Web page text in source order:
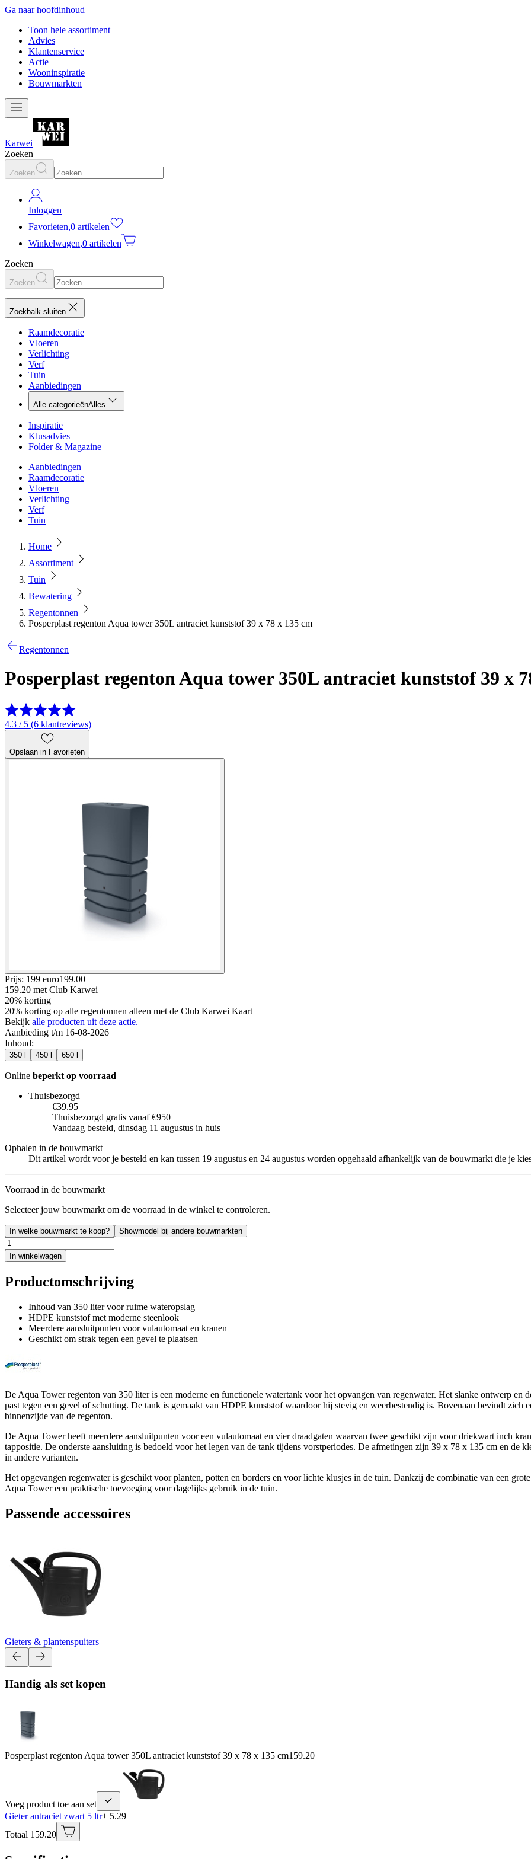
Ga naar hoofdinhoud
Toon hele assortiment
Advies
Klantenservice
Actie
Wooninspiratie
Bouwmarkten
Karwei
Zoeken
Zoeken
Inloggen
Favorieten,0 artikelen
Winkelwagen,0 artikelen
Zoeken
Zoeken
Zoekbalk sluiten
Raamdecoratie
Vloeren
Verlichting
Verf
Tuin
Aanbiedingen
Alle categorieënAlles
Inspiratie
Klusadvies
Folder & Magazine
Aanbiedingen
Raamdecoratie
Vloeren
Verlichting
Verf
Tuin
Home
Assortiment
Tuin
Bewatering
Regentonnen
Posperplast regenton Aqua tower 350L antraciet kunststof 39 x 78 x 135 cm
Regentonnen
Posperplast regenton Aqua tower 350L antraciet kunststof 39 x
4.3 / 5 (6 klantreviews)
Opslaan in Favorieten
Prijs: 199 euro199.00
159.20 met Club Karwei
20% korting
20% korting op alle regentonnen alleen met de Club Karwei Kaart
Bekijk alle producten uit deze actie.
Aanbieding t/m 16-08-2026
Inhoud:
350 l 450 l 650 l
Online beperkt op voorraad
Thuisbezorgd
€39.95
Thuisbezorgd gratis vanaf €950
Vandaag besteld, dinsdag 11 augustus in huis
Ophalen in de bouwmarkt
Dit artikel wordt voor je besteld en kan tussen 19 augustus en 24 augustus worden opgehaald afhankelijk van de bouwmarkt die je
Voorraad in de bouwmarkt
Selecteer jouw bouwmarkt om de voorraad in de winkel te controleren.
In welke bouwmarkt te koop? Showmodel bij andere bouwmarkten
In winkelwagen
Productomschrijving
Inhoud van 350 liter voor ruime wateropslag
HDPE kunststof met moderne steenlook
Meerdere aansluitpunten voor vulautomaat en kranen
Geschikt om strak tegen een gevel te plaatsen
De Aqua Tower regenton van 350 liter is een moderne en functionele watertank voor het opvangen van regenwater. Het slanke ontwerp en
past tegen een gevel of schutting. De tank is gemaakt van HDPE kunststof waardoor hij stevig en weerbestendig is. Bovenaan bevindt zich
binnenzijde van de regenton.
De Aqua Tower heeft meerdere aansluitpunten voor een vulautomaat en vier draadgaten waarvan twee geschikt zijn voor driekwart inch
tappositie. De onderste aansluiting is bedoeld voor het legen van de tank tijdens vorstperiodes. De afmetingen zijn 39 x 78 x 135 cm en de
in andere varianten.
Het opgevangen regenwater is geschikt voor planten, potten en borders en voor lichte klusjes in de tuin. Dankzij de combinatie van een
Aqua Tower een praktische toevoeging voor dagelijks gebruik in de tuin.
Passende accessoires
Gieters & plantenspuiters
Handig als set kopen
Posperplast regenton Aqua tower 350L antraciet kunststof 39 x 78 x 135 cm159.20
Voeg product toe aan set
Gieter antraciet zwart 5 ltr+ 5.29
Totaal 159.20